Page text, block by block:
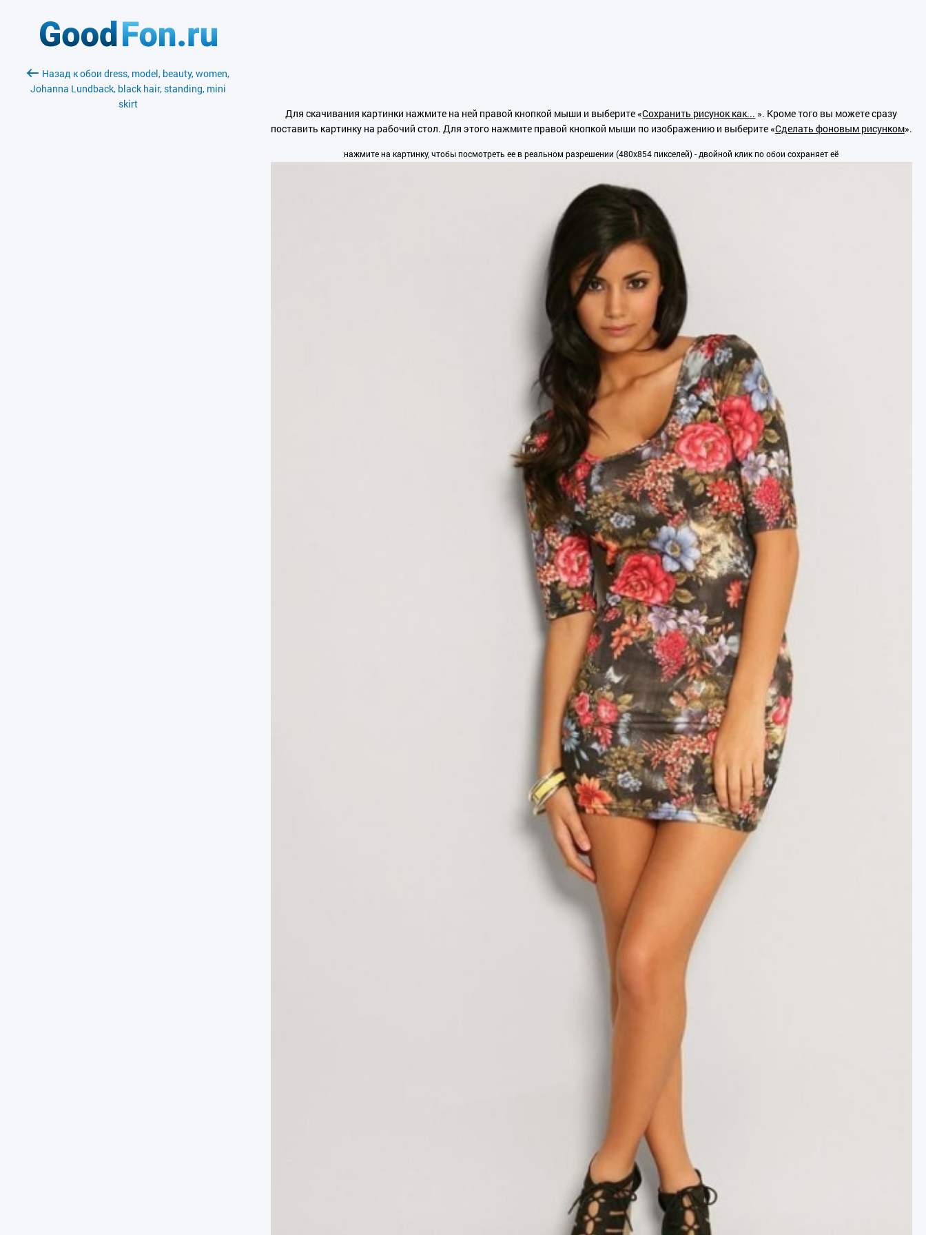
Назад к обои dress, model, beauty, women,
Johanna Lundback, black hair, standing, mini
skirt
Для скачивания картинки нажмите на ней правой кнопкой мыши и выберите «Сохранить рисунок как... ». Кроме того вы можете сразу
поставить картинку на рабочий стол. Для этого нажмите правой кнопкой мыши по изображению и выберите «Сделать фоновым рисунком».
нажмите на картинку, чтобы посмотреть ее в реальном разрешении (480x854 пикселей) - двойной клик по обои сохраняет её